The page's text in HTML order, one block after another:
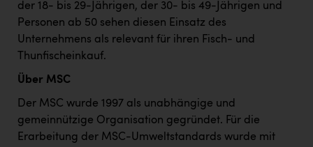
der 18- bis 29-Jährigen, der 30- bis 49-Jährigen und
Personen ab 50 sehen diesen Einsatz des
Unternehmens als relevant für ihren Fisch- und
Thunfischeinkauf.
Über MSC
Der MSC wurde 1997 als unabhängige und
gemeinnützige Organisation gegründet. Für die
Erarbeitung der MSC-Umweltstandards wurde mit